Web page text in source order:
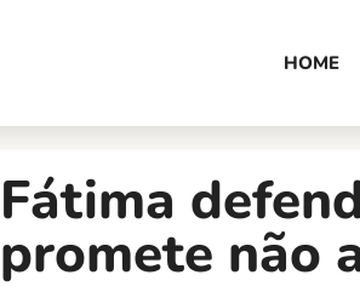
HOME
Fátima
promete não